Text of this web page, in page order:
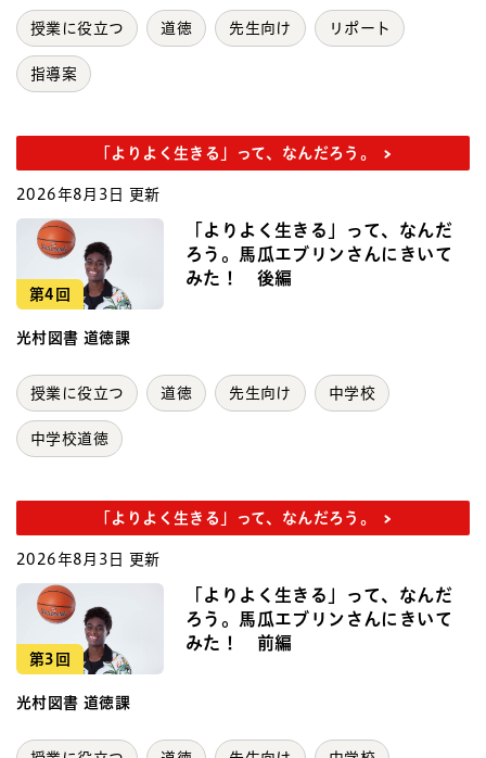
授業に役立つ 道徳 先生向け リポート
指導案
「よりよく生きる」って、なんだろう。
2026年8月3日 更新
第4回
「よりよく生きる」って、なんだ
ろう。馬瓜エブリンさんにきいて
みた！ 後編
光村図書 道徳課
授業に役立つ 道徳 先生向け 中学校
中学校道徳
「よりよく生きる」って、なんだろう。
2026年8月3日 更新
第3回
「よりよく生きる」って、なんだ
ろう。馬瓜エブリンさんにきいて
みた！ 前編
光村図書 道徳課